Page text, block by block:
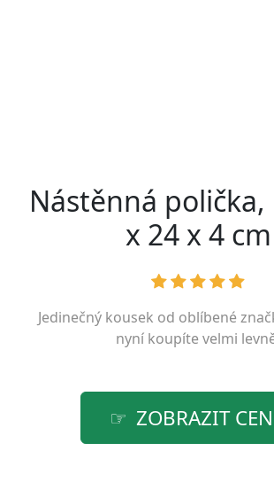
Nástěnná polička,
x 24 x 4 cm
Jedinečný kousek od oblíbené
nyní koupíte velmi
ZOBRAZIT